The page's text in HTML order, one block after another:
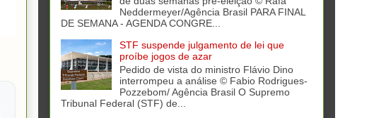
Neddermeyer/Agência Brasil PARA FINAL
DE SEMANA - AGENDA CONGRE...
STF suspende julgamento de lei que
proíbe jogos de azar
Pedido de vista do ministro Flávio Dino
interrompeu a análise © Fabio Rodrigues-
Pozzebom/ Agência Brasil O Supremo
Tribunal Federal (STF) de...